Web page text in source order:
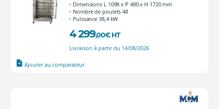
Dimensions L 1098 x P 480 x H 1720 mm
Nombre de poulets 48
Puissance 38,4 kW
4 299,00€ HT
Livraison à partir du 14/08/2026
Ajouter au comparateur